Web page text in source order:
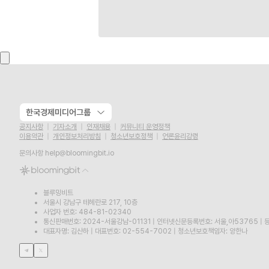
한국경제미디어그룹
공지사항 기자소개 인재채용
커뮤니티 운영정책
이용약관
개인정보처리방침 청소년보호정책
언론윤리강령
문의사항 help@bloomingbit.io
블루밍비트
서울시 강남구 테헤란로 217, 10층
사업자 번호: 484-81-02340
통신판매번호: 2024-서울강남-01131
인터넷신문등록번호: 서울,아53765
대표자명: 김산하
대표번호: 02-554-7002 청소년보호책임자: 양한나